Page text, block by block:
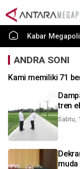
Kabar
ANDRA SONI
Kami memiliki 71
tren
Sabtu,